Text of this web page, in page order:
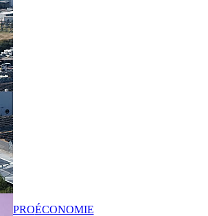
PROÉCONOMIE